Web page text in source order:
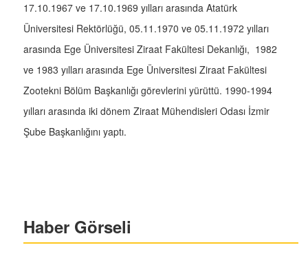
17.10.1967 ve 17.10.1969 yılları arasında Atatürk
Üniversitesi Rektörlüğü, 05.11.1970 ve 05.11.1972 yılları
arasında Ege Üniversitesi Ziraat Fakültesi Dekanlığı, 1982
ve 1983 yılları arasında Ege Üniversitesi Ziraat Fakültesi
Zootekni Bölüm Başkanlığı görevlerini yürüttü. 1990-1994
yılları arasında iki dönem Ziraat Mühendisleri Odası İzmir
Şube Başkanlığını yaptı.
Haber Görseli